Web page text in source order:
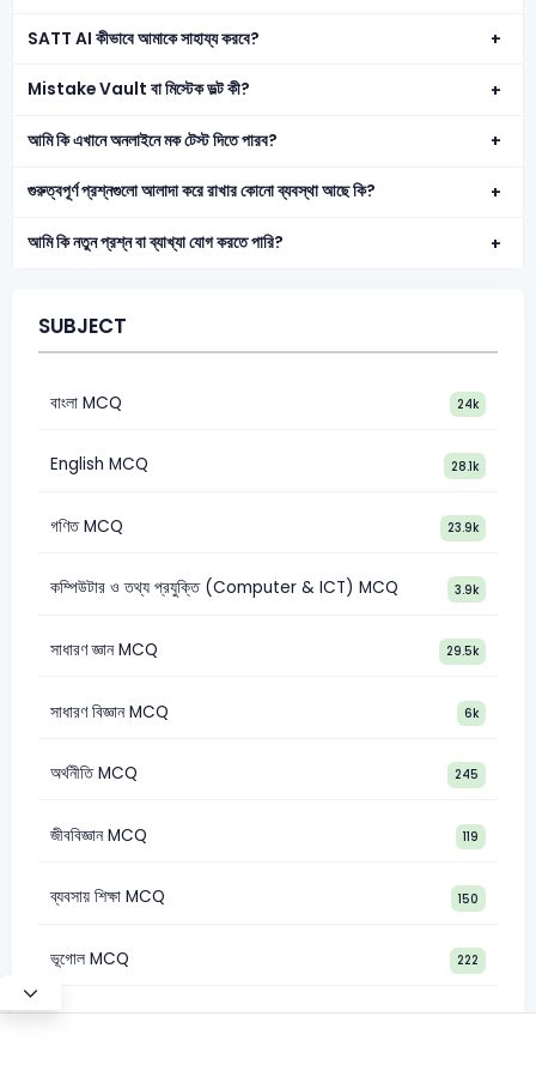
SATT AI কীভাবে আমাকে সাহায্য করবে?
Mistake Vault বা মিস্টেক ভল্ট কী?
আমি কি এখানে অনলাইনে মক টেস্ট দিতে পারব?
গুরুত্বপূর্ণ প্রশ্নগুলো আলাদা করে রাখার কোনো ব্যবস্থা আছে কি?
আমি কি নতুন প্রশ্ন বা ব্যাখ্যা যোগ করতে পারি?
SUBJECT
বাংলা MCQ 24k
English MCQ 28.1k
গণিত MCQ 23.9k
কম্পিউটার ও তথ্য প্রযুক্তি (Computer & ICT) MCQ 3.9k
সাধারণ জ্ঞান MCQ 29.5k
সাধারণ বিজ্ঞান MCQ 6k
অর্থনীতি MCQ 245
জীববিজ্ঞান MCQ 119
ব্যবসায় শিক্ষা MCQ 150
ভূগোল MCQ 222